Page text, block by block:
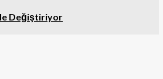
Değiştiriyor